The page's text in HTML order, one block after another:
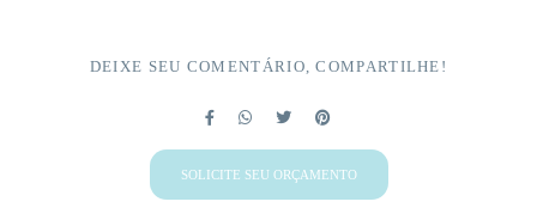
DEIXE SEU COMENTÁRIO, COMPARTILHE!
SOLICITE SEU ORÇAMENTO